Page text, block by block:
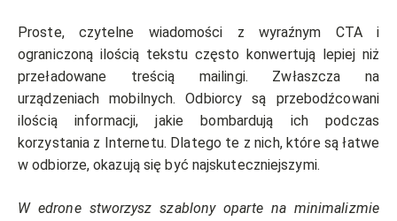
Proste, czytelne wiadomości z wyraźnym CTA i
ograniczoną ilością tekstu często konwertują lepiej niż
przeładowane treścią mailingi. Zwłaszcza na
urządzeniach mobilnych. Odbiorcy są przebodźcowani
ilością informacji, jakie bombardują ich podczas
korzystania z Internetu. Dlatego te z nich, które są łatwe
w odbiorze, okazują się być najskuteczniejszymi.
W edrone stworzysz szablony oparte na minimalizmie